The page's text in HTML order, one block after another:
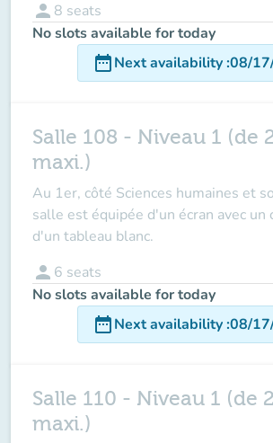
person 8 seats
No slots available for today
date_rangeNext availability:08/
Salle 108 - Niveau 1 (de
maxi.)
Au 1er, côté Sciences humaines et
salle est équipée d'un écran avec un
d'un tableau blanc.
person 6 seats
No slots available for today
date_rangeNext availability:08/
Salle 110 - Niveau 1 (de
maxi.)